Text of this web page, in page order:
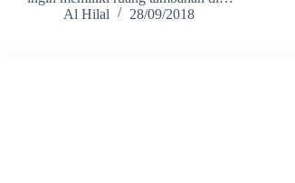
Al Hilal
28/09/2018